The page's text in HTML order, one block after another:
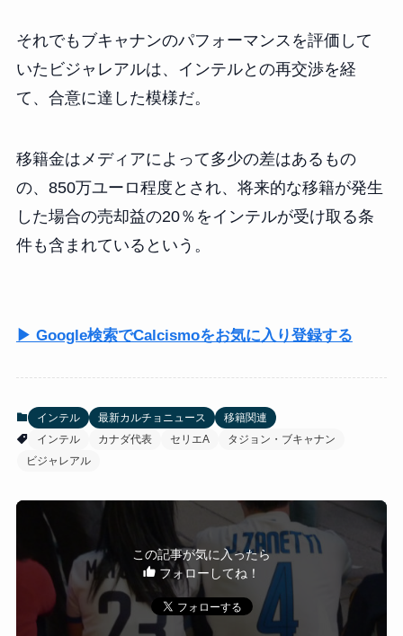
それでもブキャナンのパフォーマンスを評価して
いたビジャレアルは、インテルとの再交渉を経
て、合意に達した模様だ。
移籍金はメディアによって多少の差はあるもの
の、850万ユーロ程度とされ、将来的な移籍が発生
した場合の売却益の20％をインテルが受け取る条
件も含まれているという。
▶ Google検索でCalcismoをお気に入り登録する
インテル 最新カルチョニュース
移籍関連
インテル
カナダ代表 セリエA
タジョン・ブキャナン
ビジャレアル
この記事が気に入ったら
フォローしてね！